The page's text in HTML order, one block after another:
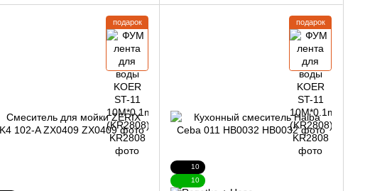
подарок подарок
10
10